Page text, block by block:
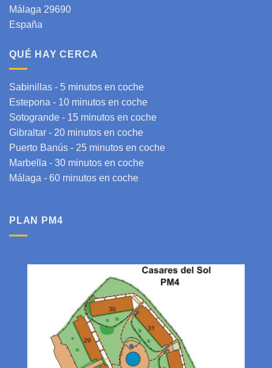
Málaga 29690
España
QUÉ HAY CERCA
Sabinillas - 5 minutos en coche
Estepona - 10 minutos en coche
Sotogrande - 15 minutos en coche
Gibraltar - 20 minutos en coche
Puerto Banús - 25 minutos en coche
Marbella - 30 minutos en coche
Málaga - 60 minutos en coche
PLAN PM4